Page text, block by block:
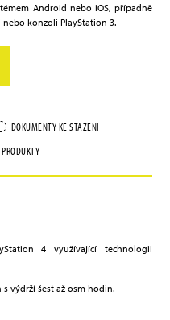
Android nebo iOS, případně
konzoli PlayStation 3.
DOKUMENTY KE STAŽENÍ
4 využívající technologii
výdrží šest až osm hodin.